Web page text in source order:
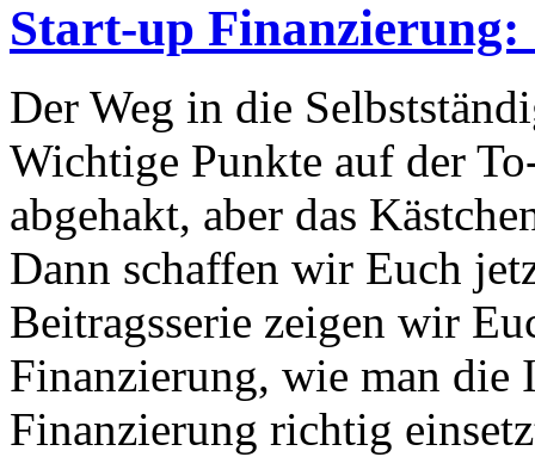
Start-up Finanzierung:
Der Weg in die
Wichtige Punkte auf der
abgehakt, aber das
Dann schaffen wir Euch
Beitragsserie zeigen wir
Finanzierung, wie man die
Finanzierung richtig